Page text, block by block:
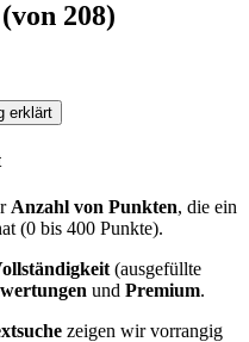
(von 208)
erklärt
Anzahl von Punkten, die ein
(0 bis 400 Punkte).
(ausgefüllte
und Premium.
zeigen wir vorrangig